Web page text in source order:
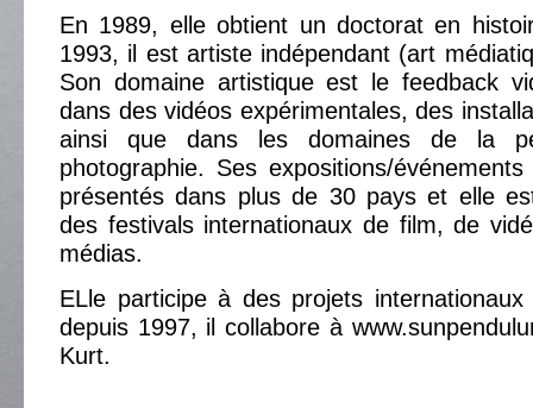
En 1989, elle obtient un doctorat en
1993, il est artiste indépendant (art
Son domaine artistique est le feedback
dans des vidéos expérimentales, des
ainsi que dans les domaines de la
photographie. Ses expositions/
présentés dans plus de 30 pays et elle
des festivals internationaux de film, de
médias.
ELle participe à des projets
depuis 1997, il collabore à
Kurt.